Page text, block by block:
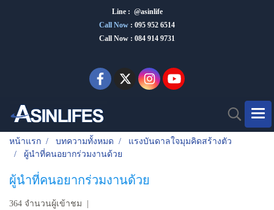
Line : @asinlife
Call Now : 095 952 6514
Call Now : 084 914 9731
หน้าแรก บทความทั้งหมด
แรงบันดาลใจมุมคิดสร้างตัว
ผู้นำที่คนอยากร่วมงานด้วย
ผู้นำที่คนอยากร่วมงานด้วย
364 จำนวนผู้เข้าชม